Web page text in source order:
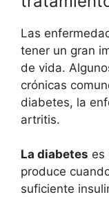
Las
tener un gran
de vida.
crónicas
diabetes, la
artritis.
La diabetes es
produce
suficiente